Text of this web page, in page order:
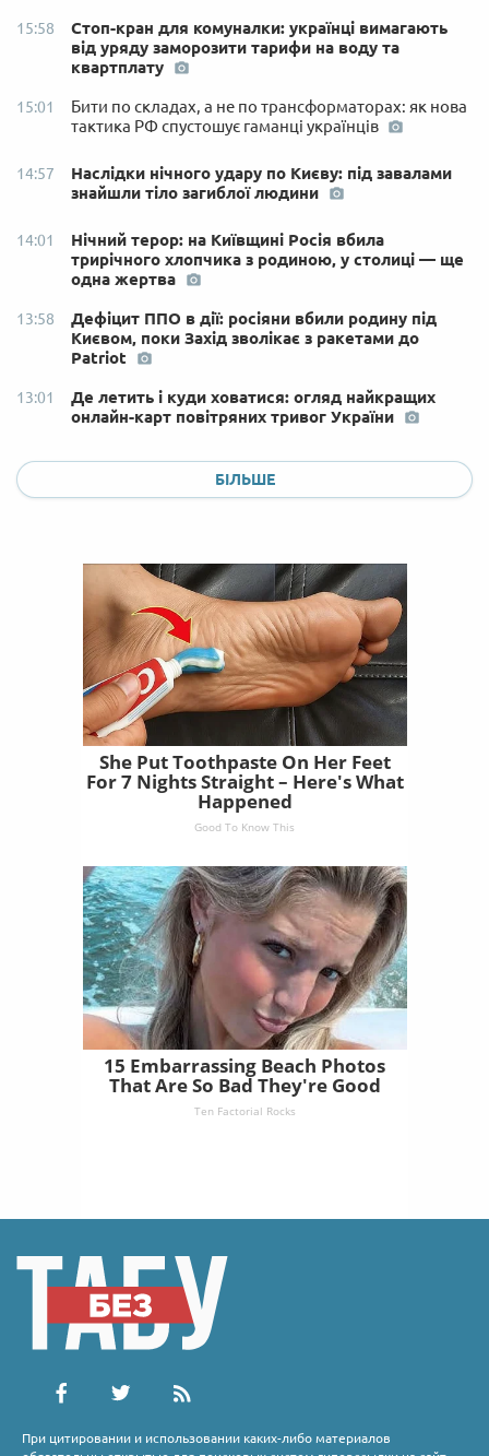
15:58
Стоп-кран для комуналки: українці вимагають
від уряду заморозити тарифи на воду та
квартплату
15:01
Бити по складах, а не по трансформаторах: як нова
тактика РФ спустошує гаманці українців
14:57
Наслідки нічного удару по Києву: під завалами
знайшли тіло загиблої людини
14:01
Нічний терор: на Київщині Росія вбила
трирічного хлопчика з родиною, у столиці — ще
одна жертва
13:58
Дефіцит ППО в дії: росіяни вбили родину під
Києвом, поки Захід зволікає з ракетами до
Patriot
13:01
Де летить і куди ховатися: огляд найкращих
онлайн-карт повітряних тривог України
БІЛЬШЕ
She Put Toothpaste On Her Feet
For 7 Nights Straight – Here's What
Happened
Good To Know This
15 Embarrassing Beach Photos
That Are So Bad They're Good
Ten Factorial Rocks
При цитировании и использовании каких-либо материалов